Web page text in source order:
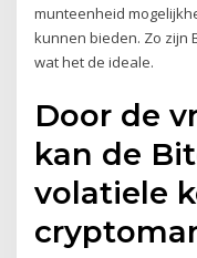
munteenheid
kunnen bieden. Zo zijn
wat het de ideale.
Door de
kan de
volatiele